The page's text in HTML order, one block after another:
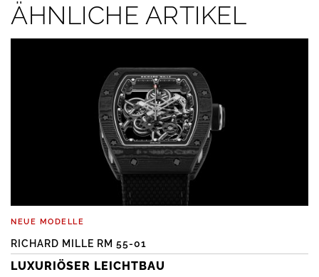
ÄHNLICHE ARTIKEL
NEUE MODELLE
RICHARD MILLE RM 55-01
LUXURIÖSER LEICHTBAU